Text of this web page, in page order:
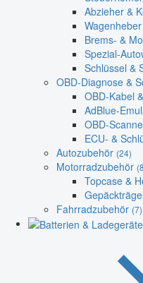
Abzieher &
Brems- &
Spezial-
Schlüssel &
OBD-Diagnose &
OBD-Kabel
AdBlue-
OBD-
ECU- &
Autozubehör (24)
Motorradzubehör
Topcase &
Fahrradzubehör (7)